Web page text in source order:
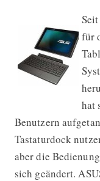
ASUS gibt
für
hat
Benutzern
Tastaturdock
aber die
sich geändert.